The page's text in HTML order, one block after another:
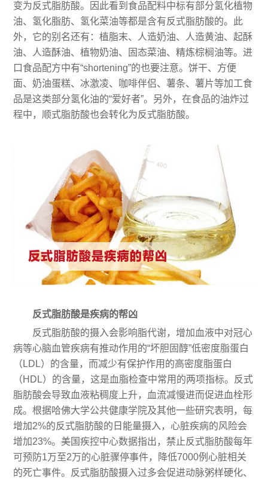
变为反式脂肪酸。因此看到食品配料中标有部分氢化植物
油、氢化脂肪、氢化菜油等都是含有反式脂肪酸的。此
外，它的别名还有：植脂末、人造奶油、人造黄油、起酥
油、人造酥油、植物奶油、固态菜油、精炼棕榈油等。进
口食品配方中有“shortening”的也要注意。饼干、方便
面、奶油蛋糕、冰激凌、咖啡伴侣、薯条、薯片等加工食
品是这类部分氢化油的“爱好者”。另外，在食品的油炸过
程中，顺式脂肪酸也会转化为反式脂肪酸。
反式脂肪酸是疾病的帮凶
反式脂肪酸的摄入会影响脂代谢，增加血液中对冠心
病等心脑血管疾病有推动作用的“坏胆固醇”低密度脂蛋白
（LDL）的含量，而减少有保护作用的高密度脂蛋白
（HDL）的含量，这是血脂检查中常用的两项指标。反式
脂肪酸会导致血液粘稠度上升，血流减慢进而促进血栓形
成。根据哈佛大学公共健康学院及其他一些研究表明，每
增加2%的反式脂肪酸的日能量摄入，心脏疾病的风险会
增加23%。美国疾控中心数据指出，禁止反式脂肪酸每年
可预防1万至2万的心脏骤停事件，降低7000例心脏相关
的死亡事件。反式脂肪酸摄入过多会促进动脉粥样硬化、